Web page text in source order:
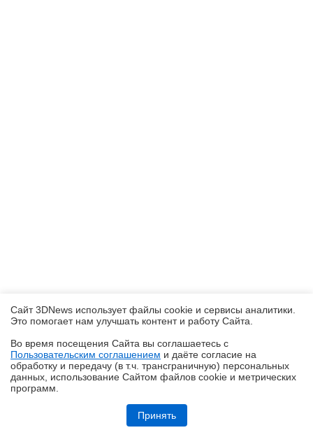
Обзор и тест системы жидкостного охлаждения DeepCool LT360 Vision
ARGB с 4,5-дюймовым экраном
Сайт 3DNews использует файлы cookie и сервисы аналитики.
Это помогает нам улучшать контент и работу Cайта.
Во время посещения Cайта вы соглашаетесь с
Пользовательским соглашением и даёте согласие на
обработку и передачу (в т.ч. трансграничную) персональных
данных, использование Cайтом файлов cookie и метрических
программ.
Принять